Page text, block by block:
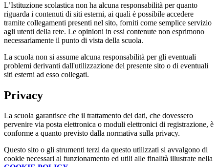
L’Istituzione scolastica non ha alcuna responsabilità per quanto
riguarda i contenuti di siti esterni, ai quali è possibile accedere
tramite collegamenti presenti nel sito, forniti come semplice servizio
agli utenti della rete. Le opinioni in essi contenute non esprimono
necessariamente il punto di vista della scuola.
La scuola non si assume alcuna responsabilità per gli eventuali
problemi derivanti dall'utilizzazione del presente sito o di eventuali
siti esterni ad esso collegati.
Privacy
La scuola garantisce che il trattamento dei dati, che dovessero
pervenire via posta elettronica o moduli elettronici di registrazione, è
conforme a quanto previsto dalla normativa sulla privacy.
Questo sito o gli strumenti terzi da questo utilizzati si avvalgono di
cookie necessari al funzionamento ed utili alle finalità illustrate nella